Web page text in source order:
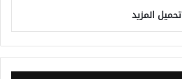
تحميل المزيد